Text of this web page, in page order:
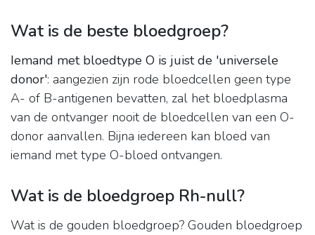
Wat is de beste bloedgroep?
Iemand met bloedtype O is juist de 'universele
donor': aangezien zijn rode bloedcellen geen type
A- of B-antigenen bevatten, zal het bloedplasma
van de ontvanger nooit de bloedcellen van een O-
donor aanvallen. Bijna iedereen kan bloed van
iemand met type O-bloed ontvangen.
Wat is de bloedgroep Rh-null?
Wat is de gouden bloedgroep? Gouden bloedgroep